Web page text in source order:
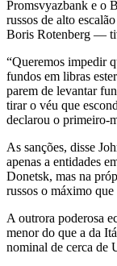
Promsvyazbank e o
russos de alto
Boris Rotenberg —
“Queremos impedir
fundos em libras
parem de levantar
tirar o véu que
declarou o primeiro-
As sanções, disse
apenas a entidades
Donetsk, mas na
russos o máximo que
A outrora poderosa
menor do que a da
nominal de cerca de